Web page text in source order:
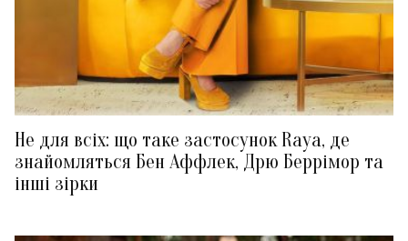
Не для всіх: що таке застосунок Raya, де
знайомляться Бен Аффлек, Дрю Беррімор та
інші зірки